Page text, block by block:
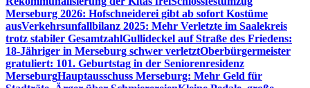
Merseburg 2026: Hofschneiderei gibt ab sofort Kostüme
ausVerkehrsunfallbilanz 2025: Mehr Verletzte im Saalekreis
trotz stabiler GesamtzahlGullideckel auf Straße des Friedens:
18-Jähriger in Merseburg schwer verletztOberbürgermeister
gratuliert: 101. Geburtstag in der Seniorenresidenz
MerseburgHauptausschuss Merseburg: Mehr Geld für